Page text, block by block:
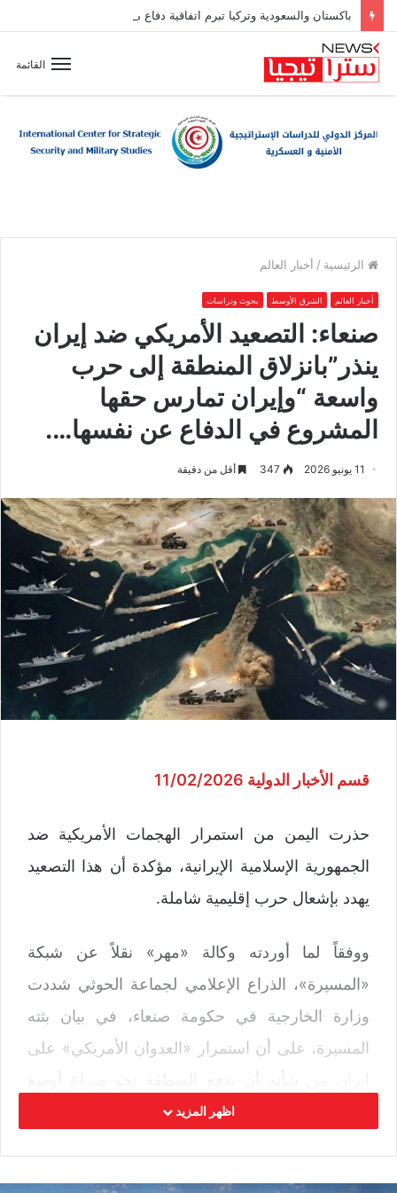
باكستان والسعودية وتركيا تبرم اتفاقية دفاع مشترك
القائمة
الرئيسية / أخبار العالم
أخبار العالم الشرق الأوسط بحوث ودراسات
صنعاء: التصعيد الأمريكي ضد إيران
ينذر”بانزلاق المنطقة إلى حرب
واسعة “وإيران تمارس حقها
المشروع في الدفاع عن نفسها….
11 يونيو 2026 347 أقل من دقيقة
قسم الأخبار الدولية 11/02/2026
حذرت اليمن من استمرار الهجمات الأمريكية ضد
الجمهورية الإسلامية الإيرانية، مؤكدة أن هذا التصعيد
يهدد بإشعال حرب إقليمية شاملة.
ووفقاً لما أوردته وكالة «مهر» نقلاً عن شبكة
«المسيرة»، الذراع الإعلامي لجماعة الحوثي شددت
وزارة الخارجية في حكومة صنعاء، في بيان بثته
المسيرة، على أن استمرار «العدوان الأمريكي» على
نطاقا، ستكون له تداعيات خطيرة على مستوى
اظهر المزيد